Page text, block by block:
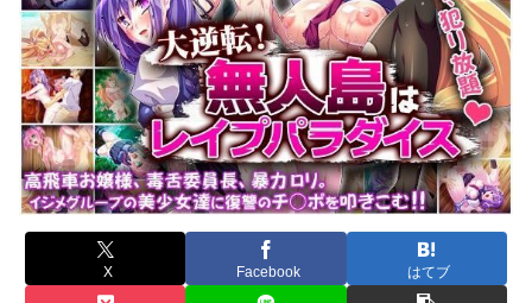
X Facebook はてブ